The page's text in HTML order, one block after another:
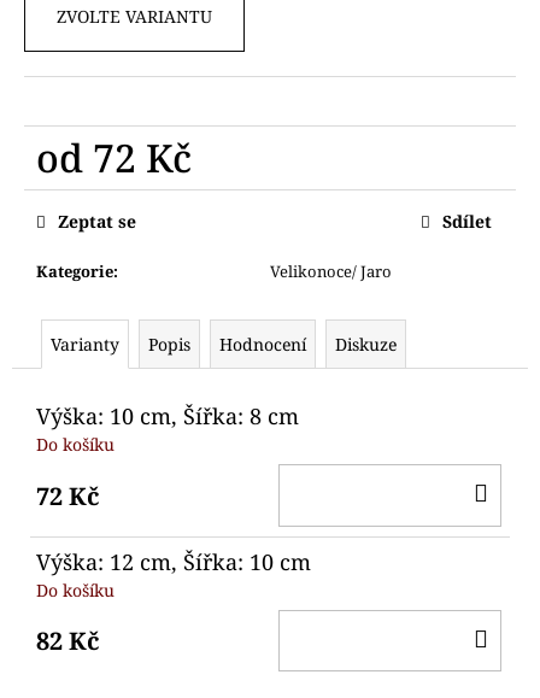
ZVOLTE VARIANTU
od 72 Kč
Měrná
cena:
Kategorie: Velikonoce/ Jaro
Zeptat se Sdílet
Varianty Popis Hodnocení Diskuze
Výška: 10 cm, Šířka: 8 cm
Do košíku
72 Kč
Výška: 12 cm, Šířka: 10 cm
Do košíku
82 Kč
j
e
e
DINOSAUŘI
74
Kč